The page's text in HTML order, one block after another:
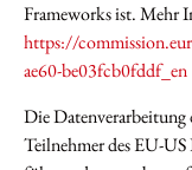
Frameworks ist. Mehr
https://
ae60-be03fcb0fddf_en
Die
Teilnehmer des EU-